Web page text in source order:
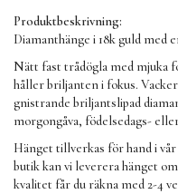
Produktbeskrivning:
Diamanthänge i 18k guld med
Nätt fast trådögla med mjuka
håller briljanten i fokus.
gnistrande briljantslipad
morgongåva, födelsedags-
Hänget tillverkas för hand i
butik kan vi leverera hänget
kvalitet får du räkna med 2-4